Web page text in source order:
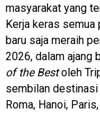
masyarakat yang
Kerja keras
baru saja meraih
2026, dalam ajang
of the Bestoleh
sembilan destinasi
Roma, Hanoi,